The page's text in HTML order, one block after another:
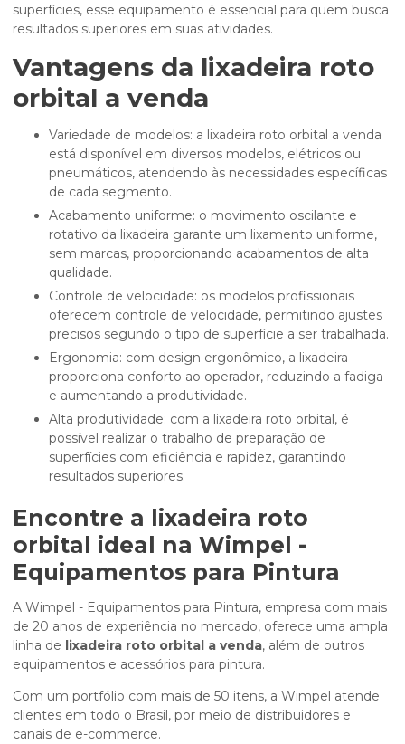
superfícies, esse equipamento é essencial para quem busca
resultados superiores em suas atividades.
Vantagens da lixadeira roto
orbital a venda
Variedade de modelos: a lixadeira roto orbital a venda
está disponível em diversos modelos, elétricos ou
pneumáticos, atendendo às necessidades específicas
de cada segmento.
Acabamento uniforme: o movimento oscilante e
rotativo da lixadeira garante um lixamento uniforme,
sem marcas, proporcionando acabamentos de alta
qualidade.
Controle de velocidade: os modelos profissionais
oferecem controle de velocidade, permitindo ajustes
precisos segundo o tipo de superfície a ser trabalhada.
Ergonomia: com design ergonômico, a lixadeira
proporciona conforto ao operador, reduzindo a fadiga
e aumentando a produtividade.
Alta produtividade: com a lixadeira roto orbital, é
possível realizar o trabalho de preparação de
superfícies com eficiência e rapidez, garantindo
resultados superiores.
Encontre a lixadeira roto
orbital ideal na Wimpel -
Equipamentos para Pintura
A Wimpel - Equipamentos para Pintura, empresa com mais
de 20 anos de experiência no mercado, oferece uma ampla
linha de lixadeira roto orbital a venda, além de outros
equipamentos e acessórios para pintura.
Com um portfólio com mais de 50 itens, a Wimpel atende
clientes em todo o Brasil, por meio de distribuidores e
canais de e-commerce.